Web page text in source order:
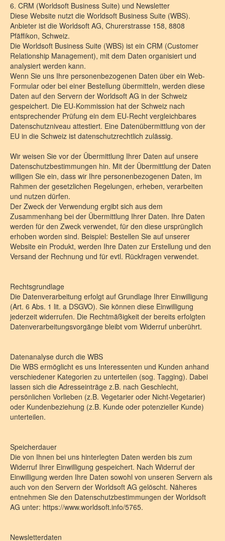
6. CRM (Worldsoft Business Suite) und Newsletter
Diese Website nutzt die Worldsoft Business Suite (WBS).
Anbieter ist die Worldsoft AG, Churerstrasse 158, 8808
Pfäffikon, Schweiz.
Die Worldsoft Business Suite (WBS) ist ein CRM (Customer
Relationship Management), mit dem Daten organisiert und
analysiert werden kann.
Wenn Sie uns Ihre personenbezogenen Daten über ein Web-
Formular oder bei einer Bestellung übermitteln, werden diese
Daten auf den Servern der Worldsoft AG in der Schweiz
gespeichert. Die EU-Kommission hat der Schweiz nach
entsprechender Prüfung ein dem EU-Recht vergleichbares
Datenschutzniveau attestiert. Eine Datenübermittlung von der
EU in die Schweiz ist datenschutzrechtlich zulässig.
Wir weisen Sie vor der Übermittlung Ihrer Daten auf unsere
Datenschutzbestimmungen hin. Mit der Übermittlung der Daten
willigen Sie ein, dass wir Ihre personenbezogenen Daten, im
Rahmen der gesetzlichen Regelungen, erheben, verarbeiten
und nutzen dürfen.
Der Zweck der Verwendung ergibt sich aus dem
Zusammenhang bei der Übermittlung Ihrer Daten. Ihre Daten
werden für den Zweck verwendet, für den diese ursprünglich
erhoben worden sind. Beispiel: Bestellen Sie auf unserer
Website ein Produkt, werden Ihre Daten zur Erstellung und den
Versand der Rechnung und für evtl. Rückfragen verwendet.
Rechtsgrundlage
Die Datenverarbeitung erfolgt auf Grundlage Ihrer Einwilligung
(Art. 6 Abs. 1 lit. a DSGVO). Sie können diese Einwilligung
jederzeit widerrufen. Die Rechtmäßigkeit der bereits erfolgten
Datenverarbeitungsvorgänge bleibt vom Widerruf unberührt.
Datenanalyse durch die WBS
Die WBS ermöglicht es uns Interessenten und Kunden anhand
verschiedener Kategorien zu unterteilen (sog. Tagging). Dabei
lassen sich die Adresseinträge z.B. nach Geschlecht,
persönlichen Vorlieben (z.B. Vegetarier oder Nicht-Vegetarier)
oder Kundenbeziehung (z.B. Kunde oder potenzieller Kunde)
unterteilen.
Speicherdauer
Die von Ihnen bei uns hinterlegten Daten werden bis zum
Widerruf Ihrer Einwilligung gespeichert. Nach Widerruf der
Einwilligung werden Ihre Daten sowohl von unseren Servern als
auch von den Servern der Worldsoft AG gelöscht. Näheres
entnehmen Sie den Datenschutzbestimmungen der Worldsoft
AG unter: https://www.worldsoft.info/5765.
Newsletterdaten